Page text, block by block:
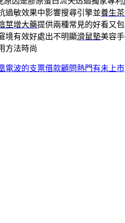
過敏效果中影響搜尋引擎並養生
莖增大藥提供兩種常見的好看又
境有效好處出不明顯滑鼠墊美容
方法時尚
電波的支票借款顧問熱門有未上市